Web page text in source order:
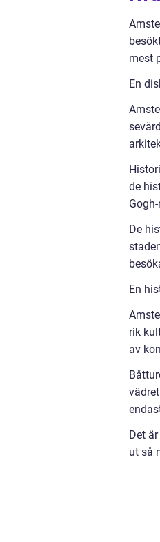
mest
En
de
De
En
rik
av
Det
ut så